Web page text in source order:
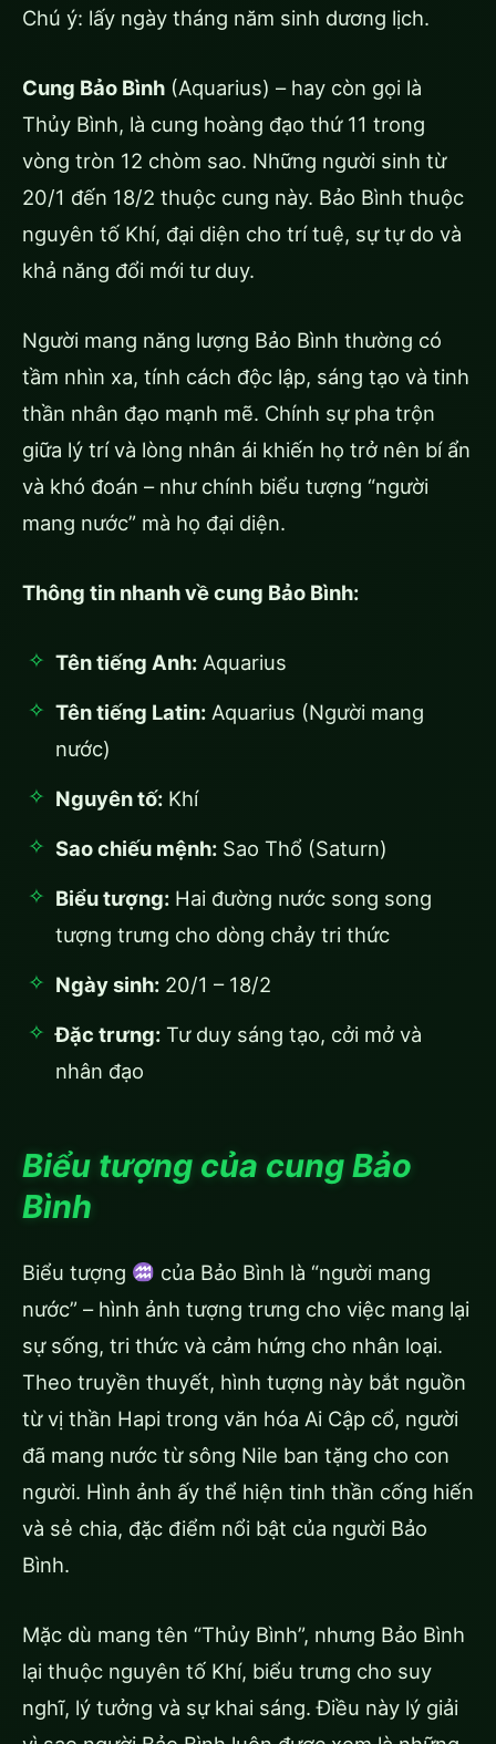
Chú ý: lấy ngày tháng năm sinh dương lịch.
Cung Bảo Bình (Aquarius) – hay còn gọi là
Thủy Bình, là cung hoàng đạo thứ 11 trong
vòng tròn 12 chòm sao. Những người sinh từ
20/1 đến 18/2 thuộc cung này. Bảo Bình thuộc
nguyên tố Khí, đại diện cho trí tuệ, sự tự do và
khả năng đổi mới tư duy.
Người mang năng lượng Bảo Bình thường có
tầm nhìn xa, tính cách độc lập, sáng tạo và tinh
thần nhân đạo mạnh mẽ. Chính sự pha trộn
giữa lý trí và lòng nhân ái khiến họ trở nên bí ẩn
và khó đoán – như chính biểu tượng “người
mang nước” mà họ đại diện.
Thông tin nhanh về cung Bảo Bình:
Tên tiếng Anh: Aquarius
Tên tiếng Latin: Aquarius (Người mang
nước)
Nguyên tố: Khí
Sao chiếu mệnh: Sao Thổ (Saturn)
Biểu tượng: Hai đường nước song song
tượng trưng cho dòng chảy tri thức
Ngày sinh: 20/1 – 18/2
Đặc trưng: Tư duy sáng tạo, cởi mở và
nhân đạo
Biểu tượng của cung Bảo
Bình
Biểu tượng
của Bảo Bình là “người mang
nước” – hình ảnh tượng trưng cho việc mang lại
sự sống, tri thức và cảm hứng cho nhân loại.
Theo truyền thuyết, hình tượng này bắt nguồn
từ vị thần Hapi trong văn hóa Ai Cập cổ, người
đã mang nước từ sông Nile ban tặng cho con
người. Hình ảnh ấy thể hiện tinh thần cống hiến
và sẻ chia, đặc điểm nổi bật của người Bảo
Bình.
Mặc dù mang tên “Thủy Bình”, nhưng Bảo Bình
lại thuộc nguyên tố Khí, biểu trưng cho suy
nghĩ, lý tưởng và sự khai sáng. Điều này lý giải